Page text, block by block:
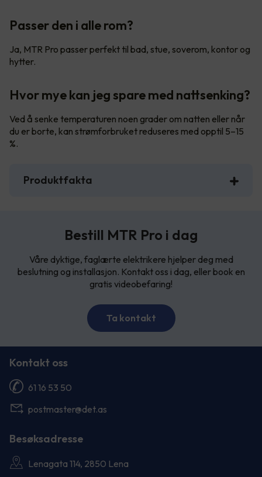
Passer den i alle rom?
Ja, MTR Pro passer perfekt til bad, stue, soverom, kontor og
hytter.
Hvor mye kan jeg spare med nattsenking?
Ved å senke temperaturen noen grader om natten eller når
du er borte, kan strømforbruket reduseres med opptil 5–15
%.
Produktfakta
Bestill MTR Pro i dag
Våre dyktige, faglærte elektrikere hjelper deg med
beslutning og installasjon. Kontakt oss i dag, eller book en
gratis videobefaring!
Ta kontakt
Kontakt oss
61 16 53 50
postmaster@det.as
Besøksadresse
Lenagata 114, 2850 Lena